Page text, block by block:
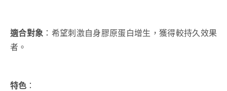
適合對象 ：希望刺激自身膠原蛋白增生，獲得較持久效果
者。
特色 ：